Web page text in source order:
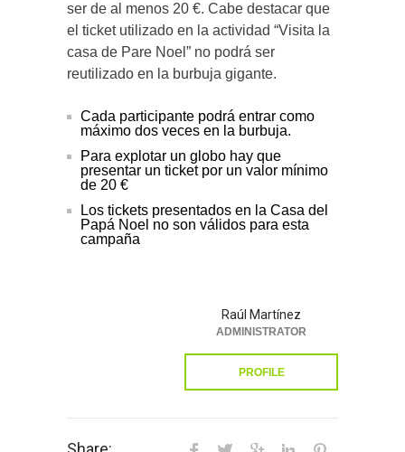
ser de al menos 20 €. Cabe destacar que
el ticket utilizado en la actividad “Visita la
casa de Pare Noel” no podrá ser
reutilizado en la burbuja gigante.
Cada participante podrá entrar como
máximo dos veces en la burbuja.
Para explotar un globo hay que
presentar un ticket por un valor mínimo
de 20 €
Los tickets presentados en la Casa del
Papá Noel no son válidos para esta
campaña
Raúl Martínez
ADMINISTRATOR
PROFILE